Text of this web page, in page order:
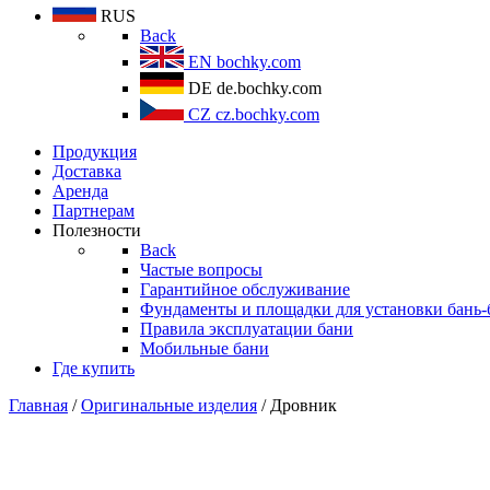
RUS
Back
EN bochky.com
DE de.bochky.com
CZ cz.bochky.com
Продукция
Доставка
Аренда
Партнерам
Полезности
Back
Частые вопросы
Гарантийное обслуживание
Фундаменты и площадки для установки бань-
Правила эксплуатации бани
Мобильные бани
Где купить
Главная /Оригинальные изделия / Дровник